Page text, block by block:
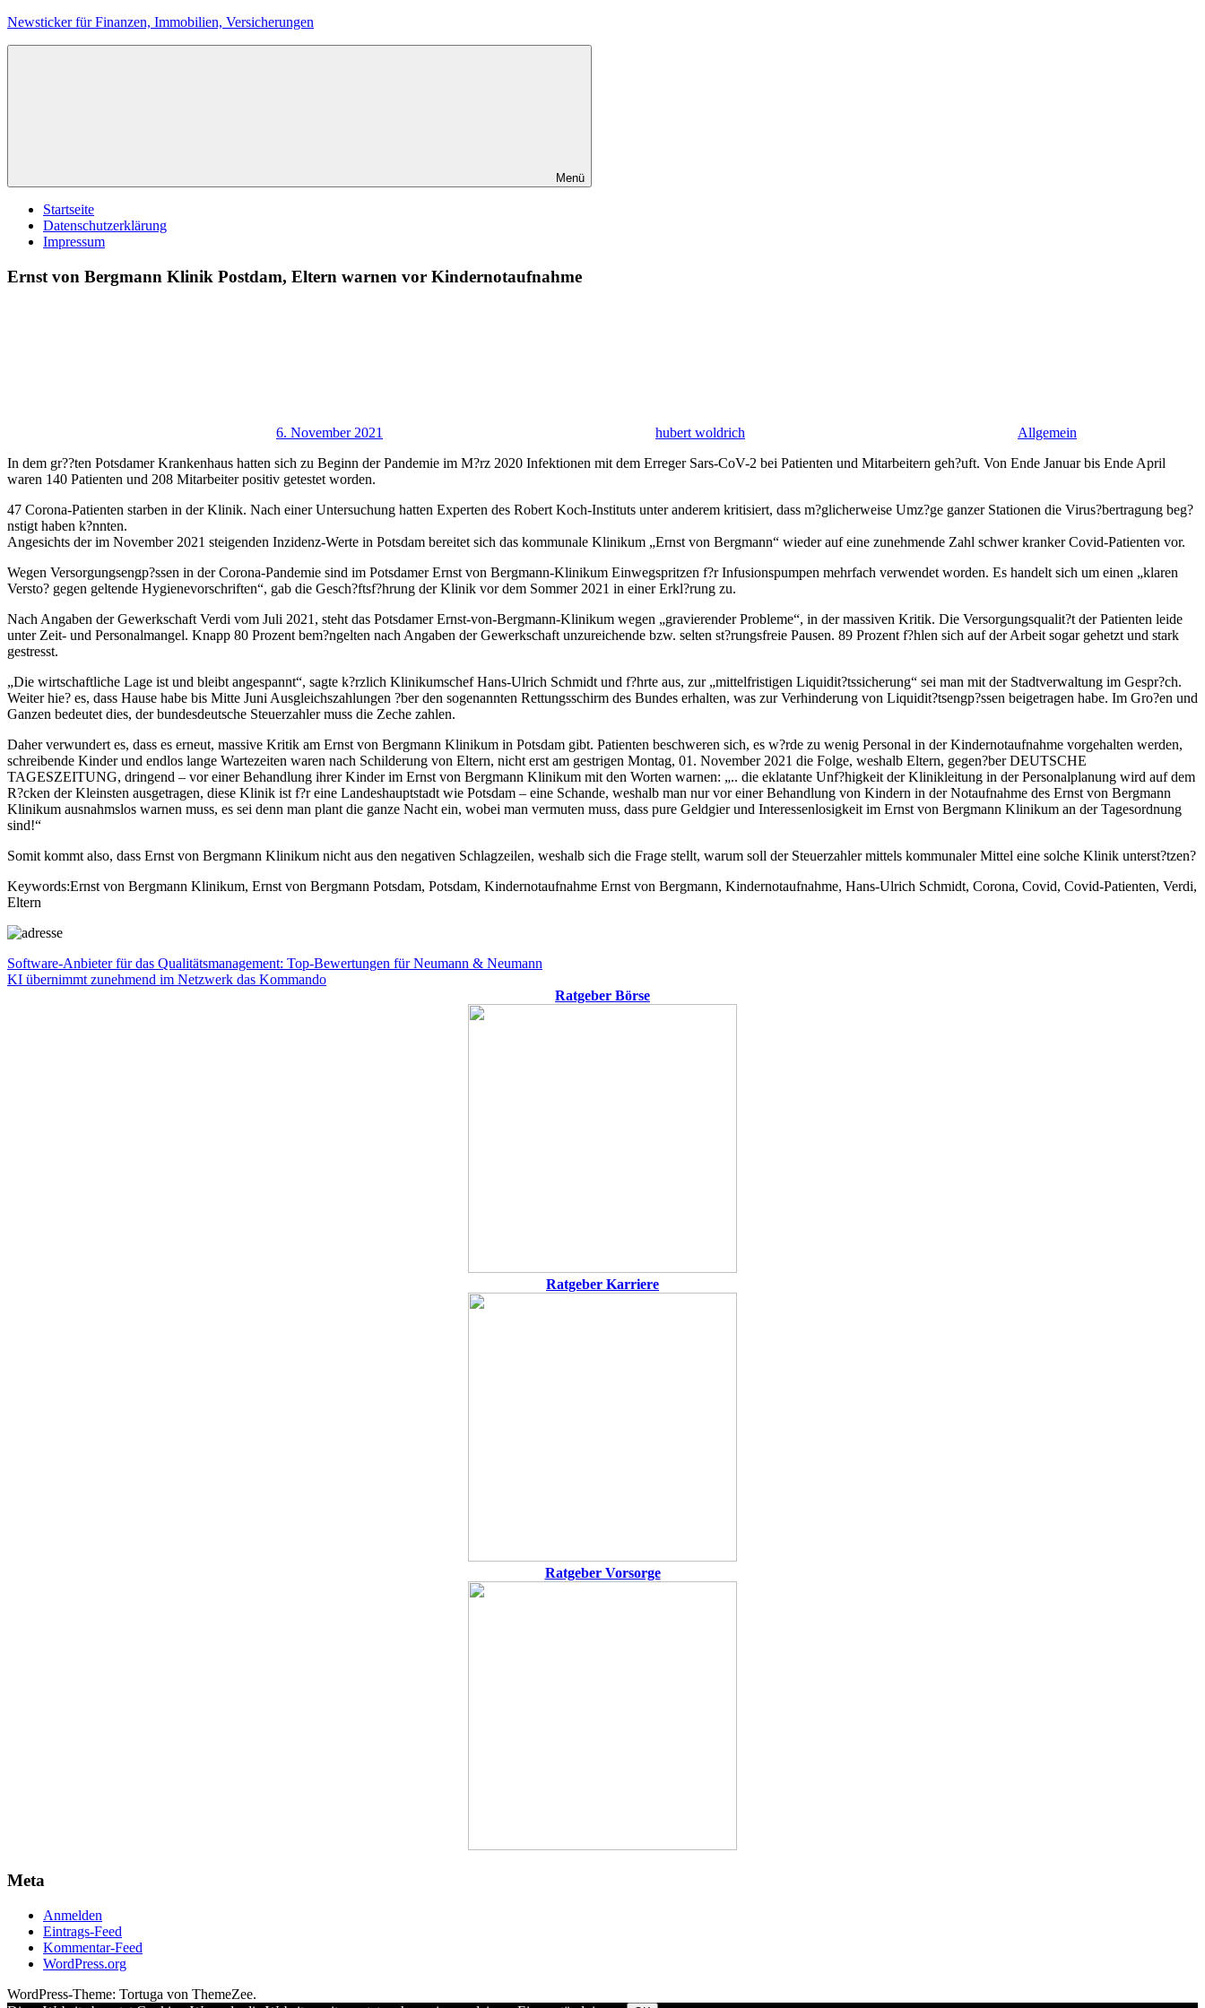
Zum
Newsticker für Finanzen, Immobilien, Versicherungen
Menü
Startseite
Datenschutzerklärung
Impressum
Ernst von Bergmann Klinik Postdam, Eltern warnen vor Kindernotaufnahme
6. November 2021 hubert woldrich
Allgemein
In dem gr??ten Potsdamer Krankenhaus hatten sich zu Beginn der Pandemie im M?rz 2020 Infektionen mit dem Erreger Sars-CoV-2 bei Patienten und Mitarbeitern geh?uft. Von Ende Januar bis Ende April
waren 140 Patienten und 208 Mitarbeiter positiv getestet worden.
47 Corona-Patienten starben in der Klinik. Nach einer Untersuchung hatten Experten des Robert Koch-Instituts unter anderem kritisiert, dass m?glicherweise Umz?ge ganzer Stationen die Virus?bertragung beg?
nstigt haben k?nnten.
Angesichts der im November 2021 steigenden Inzidenz-Werte in Potsdam bereitet sich das kommunale Klinikum „Ernst von Bergmann“ wieder auf eine zunehmende Zahl schwer kranker Covid-Patienten vor.
Wegen Versorgungsengp?ssen in der Corona-Pandemie sind im Potsdamer Ernst von Bergmann-Klinikum Einwegspritzen f?r Infusionspumpen mehrfach verwendet worden. Es handelt sich um einen „klaren
Versto? gegen geltende Hygienevorschriften“, gab die Gesch?ftsf?hrung der Klinik vor dem Sommer 2021 in einer Erkl?rung zu.
Nach Angaben der Gewerkschaft Verdi vom Juli 2021, steht das Potsdamer Ernst-von-Bergmann-Klinikum wegen „gravierender Probleme“, in der massiven Kritik. Die Versorgungsqualit?t der Patienten leide
unter Zeit- und Personalmangel. Knapp 80 Prozent bem?ngelten nach Angaben der Gewerkschaft unzureichende bzw. selten st?rungsfreie Pausen. 89 Prozent f?hlen sich auf der Arbeit sogar gehetzt und stark
gestresst.
„Die wirtschaftliche Lage ist und bleibt angespannt“, sagte k?rzlich Klinikumschef Hans-Ulrich Schmidt und f?hrte aus, zur „mittelfristigen Liquidit?tssicherung“ sei man mit der Stadtverwaltung im Gespr?ch.
Weiter hie? es, dass Hause habe bis Mitte Juni Ausgleichszahlungen ?ber den sogenannten Rettungsschirm des Bundes erhalten, was zur Verhinderung von Liquidit?tsengp?ssen beigetragen habe. Im Gro?en und
Ganzen bedeutet dies, der bundesdeutsche Steuerzahler muss die Zeche zahlen.
Daher verwundert es, dass es erneut, massive Kritik am Ernst von Bergmann Klinikum in Potsdam gibt. Patienten beschweren sich, es w?rde zu wenig Personal in der Kindernotaufnahme vorgehalten werden,
schreibende Kinder und endlos lange Wartezeiten waren nach Schilderung von Eltern, nicht erst am gestrigen Montag, 01. November 2021 die Folge, weshalb Eltern, gegen?ber DEUTSCHE
TAGESZEITUNG, dringend – vor einer Behandlung ihrer Kinder im Ernst von Bergmann Klinikum mit den Worten warnen: „.. die eklatante Unf?higkeit der Klinikleitung in der Personalplanung wird auf dem
R?cken der Kleinsten ausgetragen, diese Klinik ist f?r eine Landeshauptstadt wie Potsdam – eine Schande, weshalb man nur vor einer Behandlung von Kindern in der Notaufnahme des Ernst von Bergmann
Klinikum ausnahmslos warnen muss, es sei denn man plant die ganze Nacht ein, wobei man vermuten muss, dass pure Geldgier und Interessenlosigkeit im Ernst von Bergmann Klinikum an der Tagesordnung
sind!“
Somit kommt also, dass Ernst von Bergmann Klinikum nicht aus den negativen Schlagzeilen, weshalb sich die Frage stellt, warum soll der Steuerzahler mittels kommunaler Mittel eine solche Klinik unterst?tzen?
Keywords:Ernst von Bergmann Klinikum, Ernst von Bergmann Potsdam, Potsdam, Kindernotaufnahme Ernst von Bergmann, Kindernotaufnahme, Hans-Ulrich Schmidt, Corona, Covid, Covid-Patienten, Verdi,
Eltern
Beitragsnavigation
Vorheriger
Beitrag:
Software-Anbieter für das Qualitätsmanagement: Top-Bewertungen für Neumann & Neumann
Nächster
KI übernimmt zunehmend im Netzwerk das Kommando
Ratgeber Börse
Ratgeber Karriere
Ratgeber Vorsorge
Meta
Anmelden
Eintrags-Feed
Kommentar-Feed
WordPress.org
WordPress-Theme: Tortuga von ThemeZee.